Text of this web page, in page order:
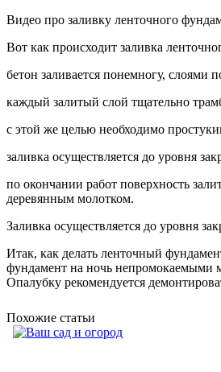
Видео про заливку ленточного
Вот как происходит заливка
бетон заливается понемногу, слоями
каждый залитый слой тщательно
с этой же целью необходимо
заливка осуществляется до уровня
по окончании работ поверхность
деревянным молотком.
Заливка осуществляется до уровня
Итак, как делать ленточный
фундамент на ночь непромокаемыми
Опалубку рекомендуется
Похожие статьи